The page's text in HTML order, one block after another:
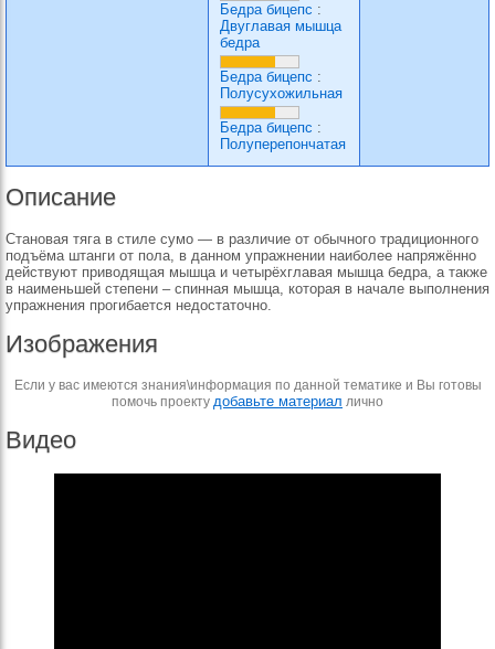
Бедра бицепс :
Двуглавая мышца
бедра
Бедра бицепс :
Полусухожильная
Бедра бицепс :
Полуперепончатая
Описание
Становая тяга в стиле сумо — в различие от обычного традиционного
подъёма штанги от пола, в данном упражнении наиболее напряжённо
действуют приводящая мышца и четырёхглавая мышца бедра, а также
в наименьшей степени – спинная мышца, которая в начале выполнения
упражнения прогибается недостаточно.
Изображения
Если у вас имеются знания\информация по данной тематике и Вы готовы
помочь проекту добавьте материал лично
Видео